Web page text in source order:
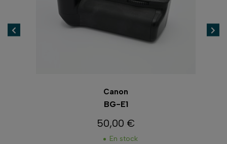
Canon
BG-E1
Prix
50,00 €
En stock